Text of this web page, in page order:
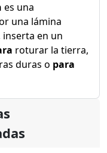
es una
una lámina
inserta en un
roturar la tierra,
duras o para